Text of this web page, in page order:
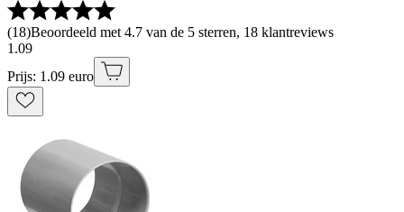
(18)Beoordeeld met 4.7 van de 5 sterren, 18 klantreviews
1 .09
Prijs: 1.09 euro